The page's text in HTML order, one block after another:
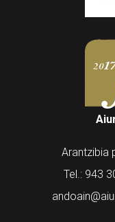
Arantzibia
Tel.: 943